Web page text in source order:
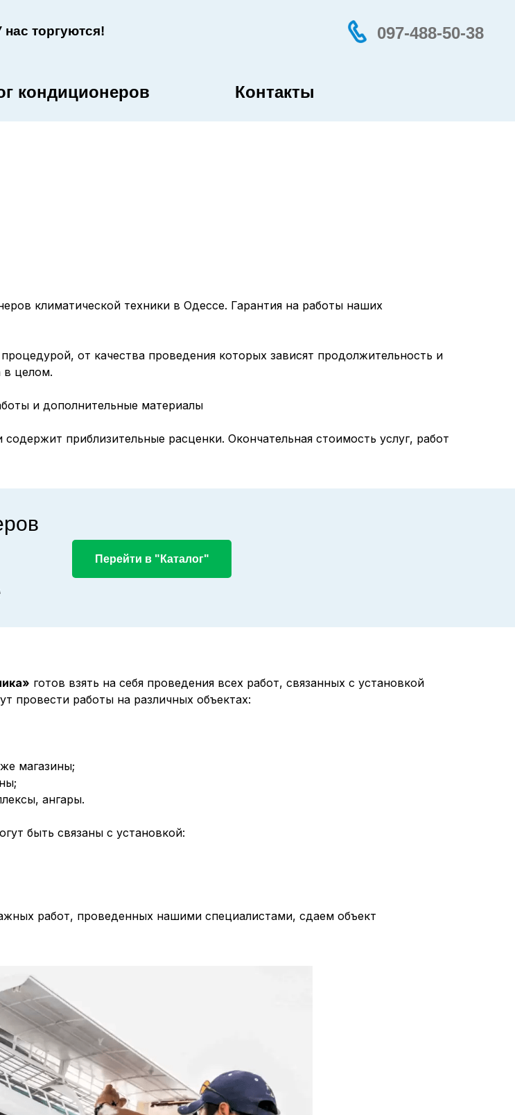
нас торгуются! 097-488-50-38
кондиционеров Контакты
климатической техники в Одессе. Гарантия на работы наших
от качества проведения которых зависят продолжительность и
в целом.
и дополнительные материалы
приблизительные расценки. Окончательная стоимость услуг, работ
Перейти в "Каталог"
готов взять на себя проведения всех работ, связанных с установкой
провести работы на различных объектах:
магазины;
ангары.
быть связаны с установкой:
работ, проведенных нашими специалистами, сдаем объект